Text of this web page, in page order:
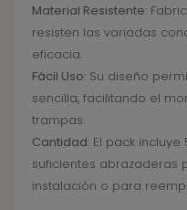
Material Resistente:
resisten las variadas
eficacia.
Fácil Uso: Su diseño
sencilla, facilitando el
trampas.
Cantidad: El pack
suficientes abrazaderas
instalación o para